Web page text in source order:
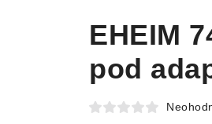
EHEIM
pod